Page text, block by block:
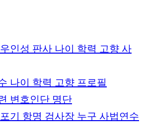
인성 판사 나이 학력 고향 사
나이 학력 고향 프로필
변호인단 명단
기 항명 검사장 누구 사법연수